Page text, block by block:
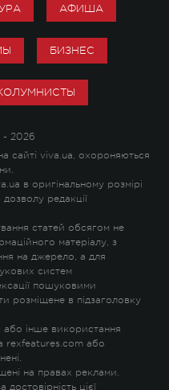
АФИША
БИЗНЕС
- 2026
сайті viva.ua, охороняються
в оригінальному розмірі
редакції
статей обсягом не
матеріалу, з
на джерело, а для
систем
пошуковими
розміщене в підзаголовку
або інше використання
rexfeatures.com або
на правах реклами.
достовірність цієї